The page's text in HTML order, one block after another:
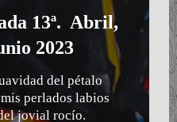
13ª. Abril,
2023
del pétalo
perlados labios
jovial rocío.